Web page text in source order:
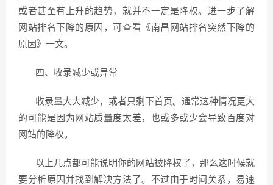
或者甚至有上升的趋势，就并不一定是降权。进一步了解
网站排名下降的原因，可查看《南昌网站排名突然下降的
原因》一文。
四、收录减少或异常
收录量大大减少，或者只剩下首页。通常这种情况更大
的可能是因为网站质量度太差，也或多或少会导致百度对
网站的降权。
以上几点都可能说明你的网站被降权了，那么这时候就
要分析原因并找到解决方法了。不过由于时间关系，易速